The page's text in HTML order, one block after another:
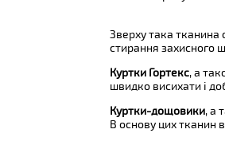
Зверху така тканина
стирання захисного
Куртки Гортекс, а
швидко висихати і
Куртки-дощовики, а
В основу цих тканин